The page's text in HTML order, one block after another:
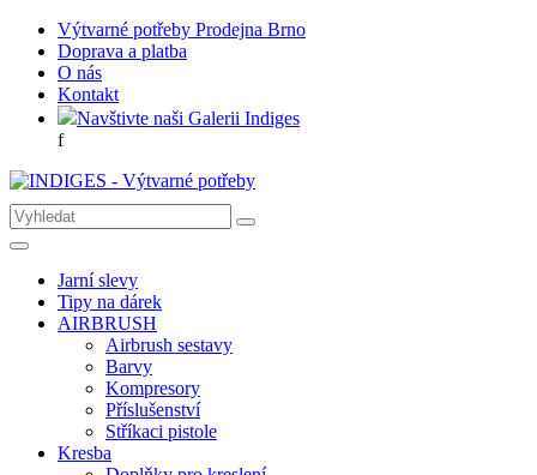
Výtvarné potřeby Prodejna Brno
Doprava a platba
O nás
Kontakt
Navštivte naši Galerii Indiges
f
Jarní slevy
Tipy na dárek
AIRBRUSH
Airbrush sestavy
Barvy
Kompresory
Příslušenství
Stříkaci pistole
Kresba